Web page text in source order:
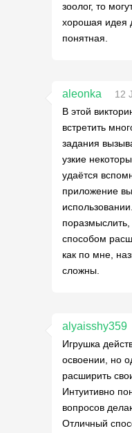
зоолог, то
хорошая идея
понятная.
aleonka
12
В этой
встретить
задания
узкие
удаётся
приложение
способом
как по мне,
сложны.
alyaisshy359
Игрушка
освоении, но
расширить
Интуитивно
вопросов
Отличный